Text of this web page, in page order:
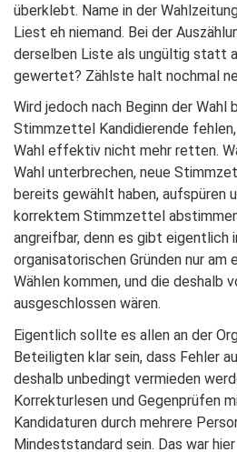
überklebt. Name in der
Liest eh niemand. Bei der
derselben Liste als ungültig statt
gewertet? Zählste halt nochmal
Wird jedoch nach Beginn der Wahl
Stimmzettel Kandidierende
Wahl effektiv nicht mehr retten.
Wahl unterbrechen, neue
bereits gewählt haben, aufspüren
korrektem Stimmzettel
angreifbar, denn es gibt eigentlich
organisatorischen Gründen nur am
Wählen kommen, und die deshalb
ausgeschlossen wären.
Eigentlich sollte es allen an der
Beteiligten klar sein, dass Fehler
deshalb unbedingt vermieden
Korrekturlesen und Gegenprüfen
Kandidaturen durch mehrere
Mindeststandard sein. Das war